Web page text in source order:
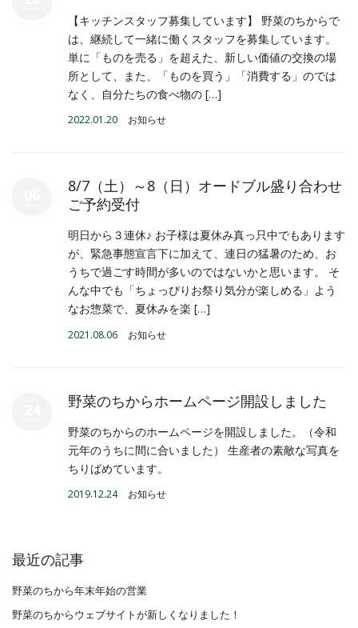
【キッチンスタッフ募集しています】 野菜のちからで
は、継続して一緒に働くスタッフを募集しています。
単に「ものを売る」を超えた、新しい価値の交換の場
所として、また、「ものを買う」「消費する」のでは
なく、自分たちの食べ物の […]
2022.01.20 お知らせ
8/7（土）～8（日）オードブル盛り合わせ
ご予約受付
明日から３連休♪ お子様は夏休み真っ只中でもあります
が、緊急事態宣言下に加えて、連日の猛暑のため、お
うちで過ごす時間が多いのではないかと思います。 そ
んな中でも「ちょっぴりお祭り気分が楽しめる」よう
なお惣菜で、夏休みを楽 […]
2021.08.06 お知らせ
野菜のちからホームページ開設しました
野菜のちからのホームページを開設しました。（令和
元年のうちに間に合いました） 生産者の素敵な写真を
ちりばめています。
2019.12.24 お知らせ
最近の記事
野菜のちから年末年始の営業
野菜のちからウェブサイトが新しくなりました！